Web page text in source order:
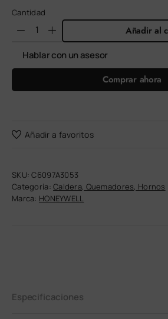
Cantidad
Añadir al
Hablar con un asesor
Comprar ahora
Añadir a favoritos
SKU:C6097A3053
Categoría:Caldera, Quemadores, Hornos
Marca: HONEYWELL
Especificaciones